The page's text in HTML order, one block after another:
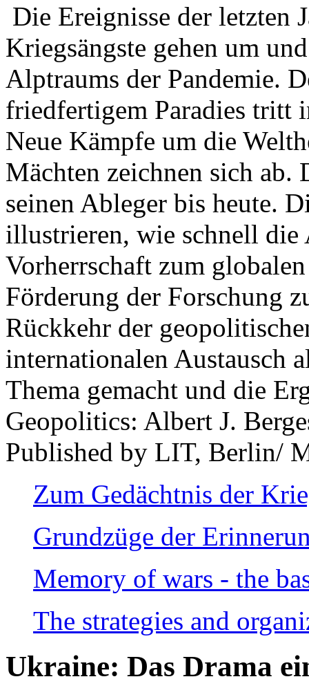
Die Ereignisse der letzten
Kriegsängste gehen um
Alptraums der Pandemie.
friedfertigem Paradies tritt
Neue Kämpfe um die
Mächten zeichnen sich
seinen Ableger bis heute.
illustrieren, wie schnell die
Vorherrschaft zum
Förderung der Forschung
Rückkehr der
internationalen Austausch
Thema gemacht und die
Geopolitics: Albert J.
Published by LIT, Berlin/
Zum Gedächtnis der
Grundzüge der
Memory of wars - the
The strategies and
Ukraine: Das Drama